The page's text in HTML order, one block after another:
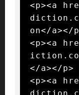
<p><a
on</a></
<p><a
</a></p>
<p><a